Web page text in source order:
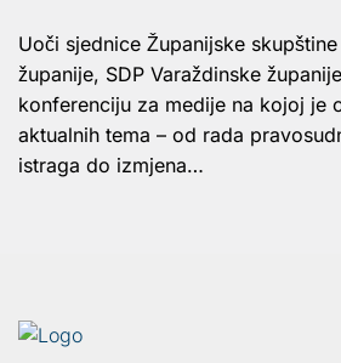
Uoči sjednice Županijske
županije, SDP Varaždinske
konferenciju za medije na kojoj je
aktualnih tema – od rada
istraga do izmjena…